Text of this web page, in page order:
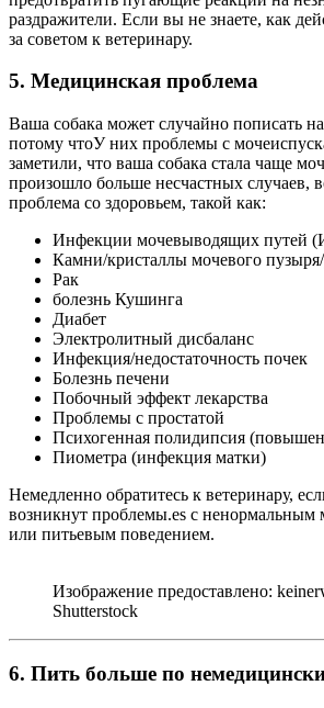
раздражители. Если вы не знаете, как
за советом к ветеринару.
5. Медицинская проблема
Ваша собака может случайно пописать
потому чтоУ них проблемы с
заметили, что ваша собака стала чаще
произошло больше несчастных случаев,
проблема со здоровьем, такой как:
Инфекции мочевыводящих путей
Камни/кристаллы мочевого
Рак
болезнь Кушинга
Диабет
Электролитный дисбаланс
Инфекция/недостаточность почек
Болезнь печени
Побочный эффект лекарства
Проблемы с простатой
Психогенная полидипсия
Пиометра (инфекция матки)
Немедленно обратитесь к ветеринару,
возникнут проблемы.es с ненормальным
или питьевым поведением.
Изображение предоставлено:
Shutterstock
6. Пить больше по